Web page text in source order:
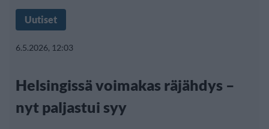
Uutiset
6.5.2026, 12:03
Helsingissä voimakas räjähdys –
nyt paljastui syy